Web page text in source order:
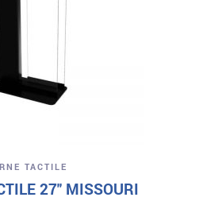
TACTILE
27″ MISSOURI